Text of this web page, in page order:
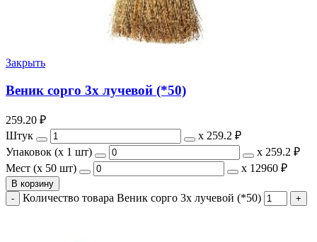
Закрыть
Веник сорго 3х лучевой (*50)
259.20 ₽
Штук
х 259.2 ₽
Упаковок (x 1 шт)
х 259.2 ₽
Мест (x 50 шт)
х 12960 ₽
В корзину
Количество товара Веник сорго 3х лучевой (*50)